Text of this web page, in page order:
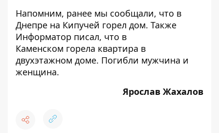
Напомним, ранее мы сообщали, что в
Днепре на Кипучей горел дом. Также
Информатор писал, что в
Каменском горела квартира в
двухэтажном доме. Погибли мужчина и
женщина.
Ярослав Жахалов